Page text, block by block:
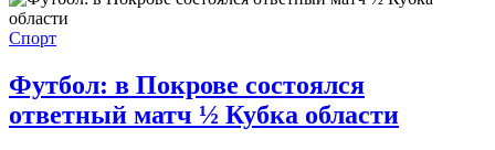
Спорт
Футбол: в Покрове состоялся
ответный матч ½ Кубка области